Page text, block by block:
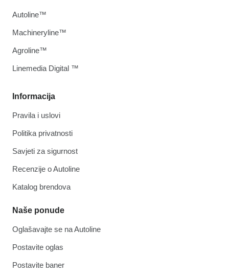
Informacija
Pravila i uslovi
Politika privatnosti
Savjeti za sigurnost
Recenzije o Autoline
Katalog brendova
Naše ponude
Oglašavajte se na Autoline
Postavite oglas
Postavite baner
Autoline™
Machineryline™
Agroline™
Linemedia Digital ™